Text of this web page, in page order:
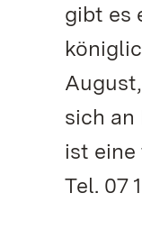
gibt es
sich an
ist
Tel. 07